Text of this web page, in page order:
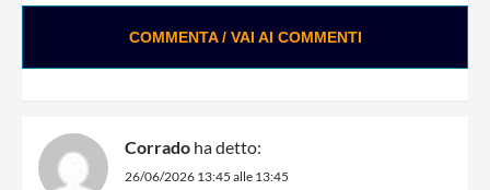
COMMENTA / VAI AI COMMENTI
Corrado ha detto:
26/06/2026 13:45 alle 13:45